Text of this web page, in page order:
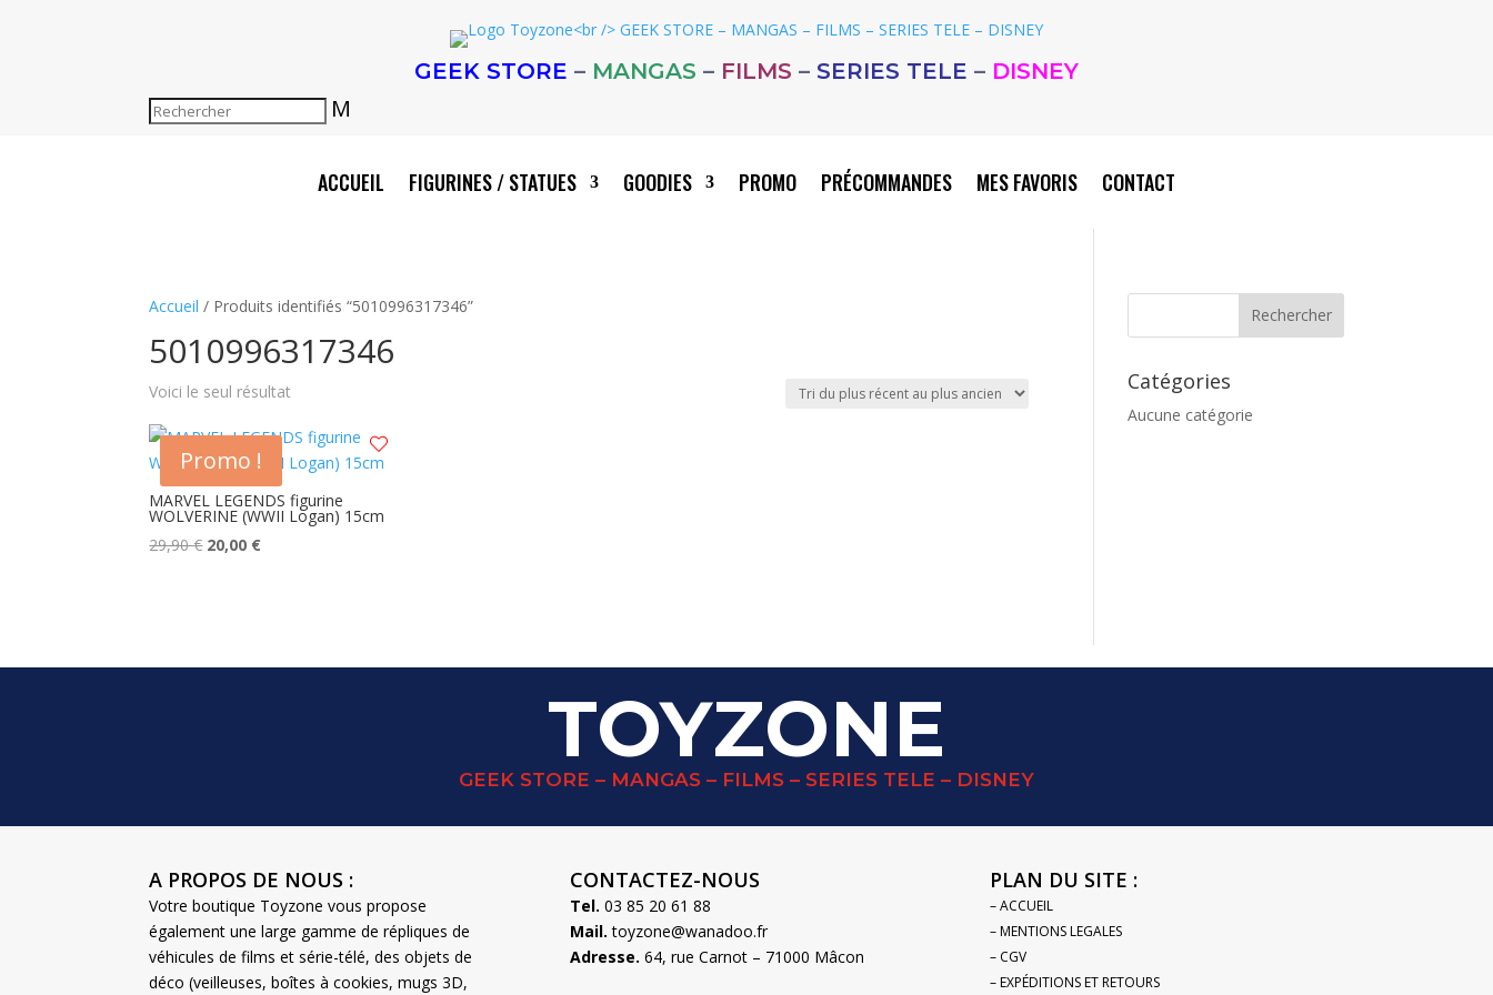
GEEK STORE – MANGAS – FILMS – SERIES TELE – DISNEY
M
ACCUEIL FIGURINES / STATUES GOODIES PROMO PRÉCOMMANDES MES FAVORIS CONTACT
Accueil / Produits identifiés “5010996317346”
5010996317346
Voici le seul résultat
Promo !
MARVEL LEGENDS figurine
WOLVERINE (WWII Logan) 15cm
29,90€ Le
20,00 €Le
Catégories
Aucune catégorie
TOYZONE
GEEK STORE – MANGAS – FILMS – SERIES TELE – DISNEY
A PROPOS DE NOUS :
Votre boutique Toyzone vous propose
également une large gamme de répliques de
véhicules de films et série-télé, des objets de
déco (veilleuses, boîtes à cookies, mugs 3D,
CONTACTEZ-NOUS
Tel. 03 85 20 61 88
Mail. toyzone@wanadoo.fr
Adresse. 64, rue Carnot – 71000 Mâcon
PLAN DU SITE :
– ACCUEIL
– MENTIONS LEGALES
– CGV
– EXPÉDITIONS ET RETOURS